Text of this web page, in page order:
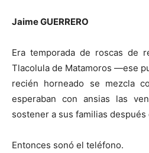
Jaime GUERRERO
Era temporada de roscas de
Tlacolula de Matamoros —ese
recién horneado se mezcla
esperaban con ansias las
sostener a sus familias después
Entonces sonó el teléfono.